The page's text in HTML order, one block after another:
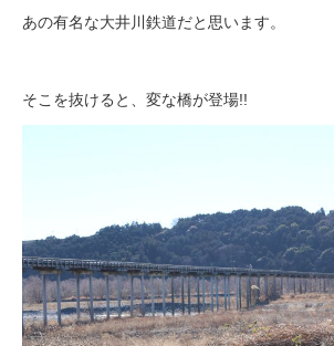
あの有名な大井川鉄道だと思います。
そこを抜けると、変な橋が登場!!